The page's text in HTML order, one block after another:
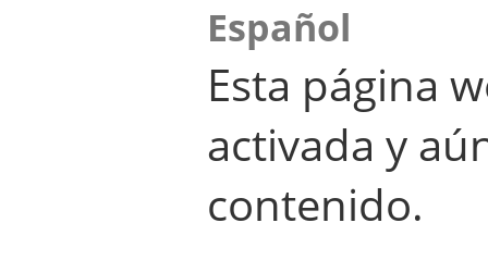
Español
Esta página
activada y
contenido.